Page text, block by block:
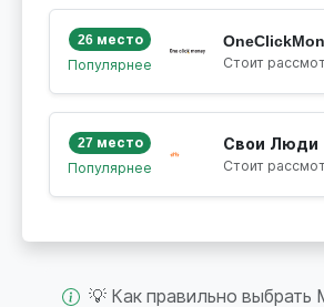
26 место
Популярнее
Стоит
27 место
Популярнее
Свои Люди
Стоит
💡 Как правильно